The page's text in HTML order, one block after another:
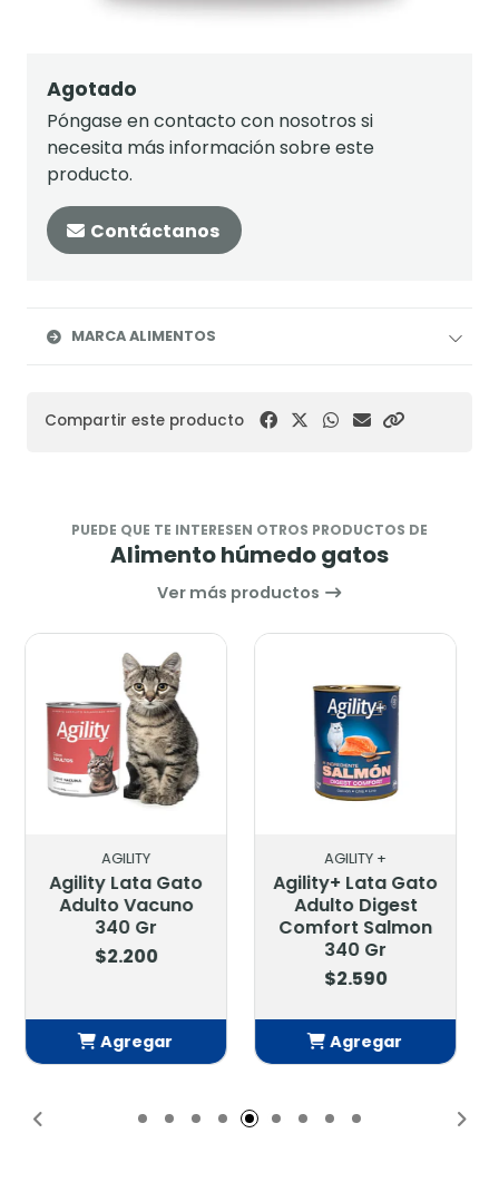
Agotado
Póngase en contacto con nosotros si
necesita más información sobre este
producto.
Contáctanos
MARCA ALIMENTOS
Compartir este producto
PUEDE QUE TE INTERESEN OTROS PRODUCTOS DE
Alimento húmedo gatos
Ver más productos
AGILITY +
Agility+ Lata Gato
Adulto Digest
Comfort Salmon
340 Gr
Agregar
AGILITY +
Agility+ Lata Gato
Adulto Strong
Heart Salmon 340
Gr
$2.590
Agregar